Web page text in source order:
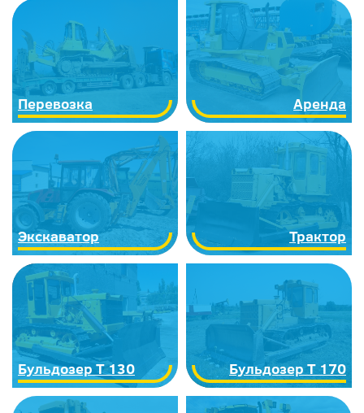
Перевозка Аренда
Экскаватор Трактор
Бульдозер Т 130 Бульдозер Т 170